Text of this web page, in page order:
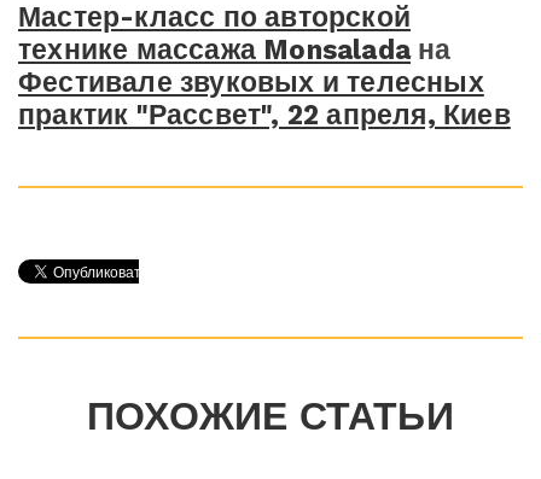
Мастер-класс по авторской
технике массажа Monsaladaна
Фестивале звуковых и телесных
практик "Рассвет", 22 апреля, Киев
ПОХОЖИЕ СТАТЬИ